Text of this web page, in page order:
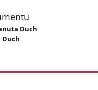
Duch
Duch